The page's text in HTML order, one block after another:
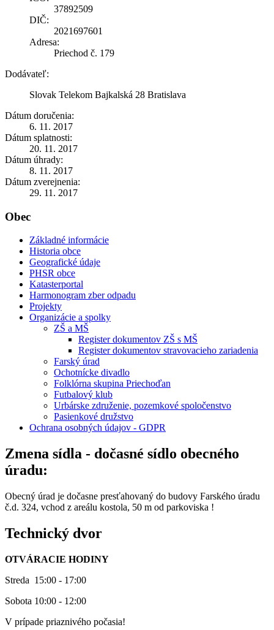
37892509
DIČ:
2021697601
Adresa:
Priechod č. 179
Dodávateľ:
Slovak Telekom Bajkalská 28 Bratislava
Dátum doručenia:
6. 11. 2017
Dátum splatnosti:
20. 11. 2017
Dátum úhrady:
8. 11. 2017
Dátum zverejnenia:
29. 11. 2017
Obec
Základné informácie
Historia obce
Geografické údaje
PHSR obce
Katasterportal
Harmonogram zber odpadu
Projekty
Organizácie a spolky
ZŠ a MŠ
Register dokumentov ZŠ s MŠ
Register dokumentov stravovacieho zariadenia
Farský úrad
Ochotnícke divadlo
Folklórna skupina Priechoďan
Futbalový klub
Urbárske združenie, pozemkové spoločenstvo
Pasienkové družstvo
Ochrana osobných údajov - GDPR
Zmena sídla - dočasné sídlo obecného
úradu:
Obecný úrad je dočasne presťahovaný do budovy Farského úradu
č.d. 324, vchod z areálu kostola, 50 m od parkoviska !
Technický dvor
OTVÁRACIE HODINY
Streda 15:00 - 17:00
Sobota 10:00 - 12:00
V prípade priaznivého počasia!